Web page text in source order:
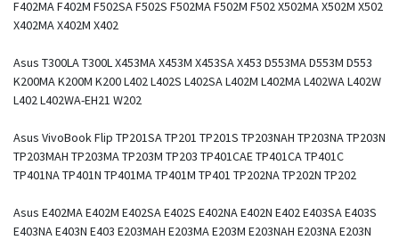
F402MA F402M F502SA F502S F502MA F502M F502 X502MA X502M X502
X402MA X402M X402
Asus T300LA T300L X453MA X453M X453SA X453 D553MA D553M D553
K200MA K200M K200 L402 L402S L402SA L402M L402MA L402WA L402W
L402 L402WA-EH21 W202
Asus VivoBook Flip TP201SA TP201 TP201S TP203NAH TP203NA TP203N
TP203MAH TP203MA TP203M TP203 TP401CAE TP401CA TP401C
TP401NA TP401N TP401MA TP401M TP401 TP202NA TP202N TP202
Asus E402MA E402M E402SA E402S E402NA E402N E402 E403SA E403S
E403NA E403N E403 E203MAH E203MA E203M E203NAH E203NA E203N